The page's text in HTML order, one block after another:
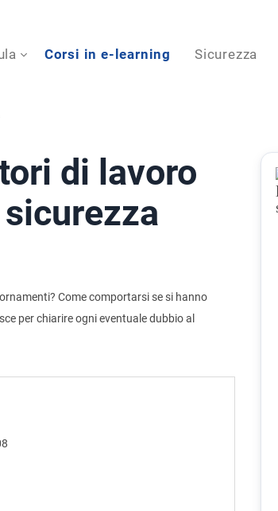
Corsi in e-learning Sicurezza
di lavoro
sicurezza
Come comportarsi se si hanno
per chiarire ogni eventuale dubbio al